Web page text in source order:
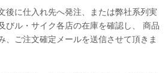
後に仕入れ先へ発注、または弊社系列実
びル・サイク各店の在庫を確認し、 商品
、ご注文確定メールを送信させて頂きま